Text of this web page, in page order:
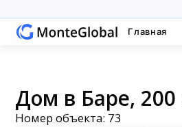
Главная
Дом в Баре, 200
Номер объекта: 73